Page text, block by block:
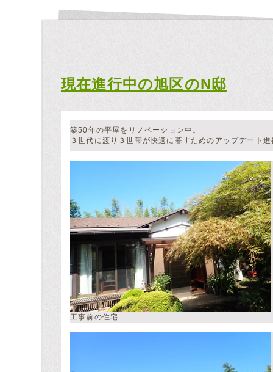
現在進行中の旭区のN邸
築50年の平屋をリノベーション中。
３世代に渡り３世帯が快適に暮すためのアップデート
工事前の住宅